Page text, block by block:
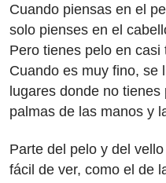
Cuando piensas en el
solo pienses en el
Pero tienes pelo en
Cuando es muy fino, se
lugares donde no
palmas de las manos y
Parte del pelo y del
fácil de ver, como el de